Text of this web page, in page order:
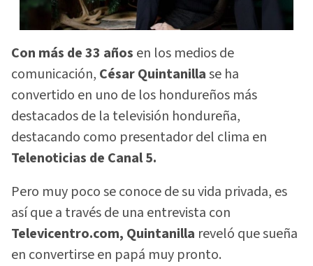
Con más de 33 años en los medios de
comunicación, César Quintanillase ha
convertido en uno de los hondureños más
destacados de la televisión hondureña,
destacando como presentador del clima en
Telenoticias de Canal 5.
Pero muy poco se conoce de su vida privada, es
así que a través de una entrevista con
Televicentro.com, Quintanilla reveló que sueña
en convertirse en papá muy pronto.